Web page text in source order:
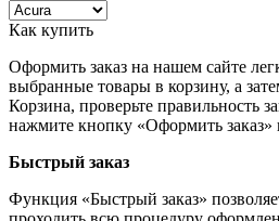
Как купить
Оформить заказ на нашем сайте
выбранные товары в корзину, а
Корзина, проверьте правильность
нажмите кнопку «Оформить заказ»
Быстрый заказ
Функция «Быстрый заказ»